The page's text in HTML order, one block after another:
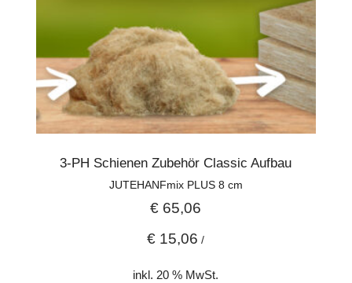
3-PH Schienen Zubehör Classic Aufbau
JUTEHANFmix PLUS 8 cm
€ 65,06
€ 15,06 /
inkl. 20 % MwSt.